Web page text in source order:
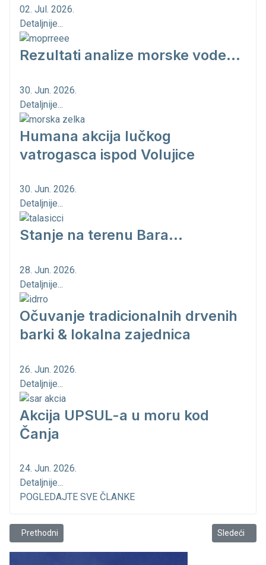
02. Jul. 2026.
Detaljnije...
Rezultati analize morske vode...
30. Jun. 2026.
Detaljnije...
Humana akcija lučkog
vatrogasca ispod Volujice
30. Jun. 2026.
Detaljnije...
Stanje na terenu Bara...
28. Jun. 2026.
Detaljnije...
Očuvanje tradicionalnih drvenih
barki & lokalna zajednica
26. Jun. 2026.
Detaljnije...
Akcija UPSUL-a u moru kod
Čanja
24. Jun. 2026.
Detaljnije...
POGLEDAJTE SVE ČLANKE
Prethodni članak: Luka Bar radi punom parom
Prethodni Sledeći
Sledeći